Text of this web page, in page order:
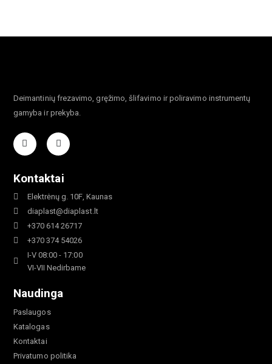
Deimantinių frezavimo, gręžimo, šlifavimo ir poliravimo instrumentų
gamyba ir prekyba.
Kontaktai
Elektrėnų g. 10F, Kaunas
diaplast@diaplast.lt
+370 614 26717
+370 374 54026
I-V 08:00 - 17:00
VI-VII Nedirbame
Naudinga
Paslaugos
Katalogas
Kontaktai
Privatumo politika